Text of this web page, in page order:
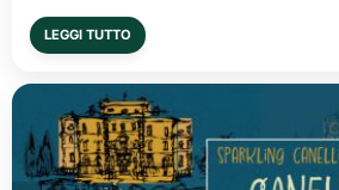
LEGGI TUTTO